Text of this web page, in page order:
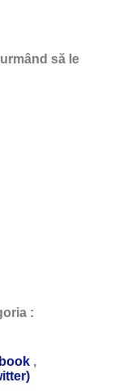
să le
:
,